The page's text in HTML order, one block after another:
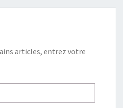
articles, entrez votre